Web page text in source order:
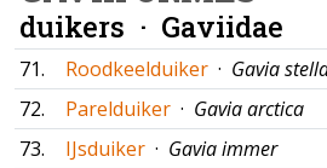
duikers · Gaviidae
71. Roodkeelduiker · Gavia
72.
Parelduiker · Gavia arctica
73.
IJsduiker · Gavia immer